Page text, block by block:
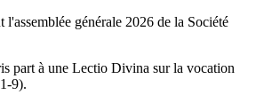
part à une Lectio Divina sur la vocation
9).